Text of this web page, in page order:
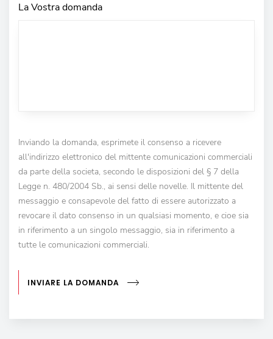
La Vostra domanda
Inviando la domanda, esprimete il consenso a ricevere
all'indirizzo elettronico del mittente comunicazioni commerciali
da parte della societa, secondo le disposizioni del § 7 della
Legge n. 480/2004 Sb., ai sensi delle novelle. Il mittente del
messaggio e consapevole del fatto di essere autorizzato a
revocare il dato consenso in un qualsiasi momento, e cioe sia
in riferimento a un singolo messaggio, sia in riferimento a
tutte le comunicazioni commerciali.
INVIARE LA DOMANDA